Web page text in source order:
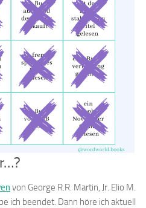
von George R.R. Martin, Jr. Elio M.
ich beendet. Dann höre ich aktuell